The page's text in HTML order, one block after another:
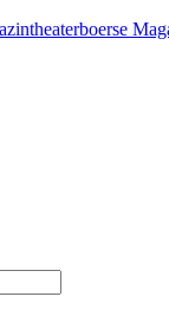
theaterboerse